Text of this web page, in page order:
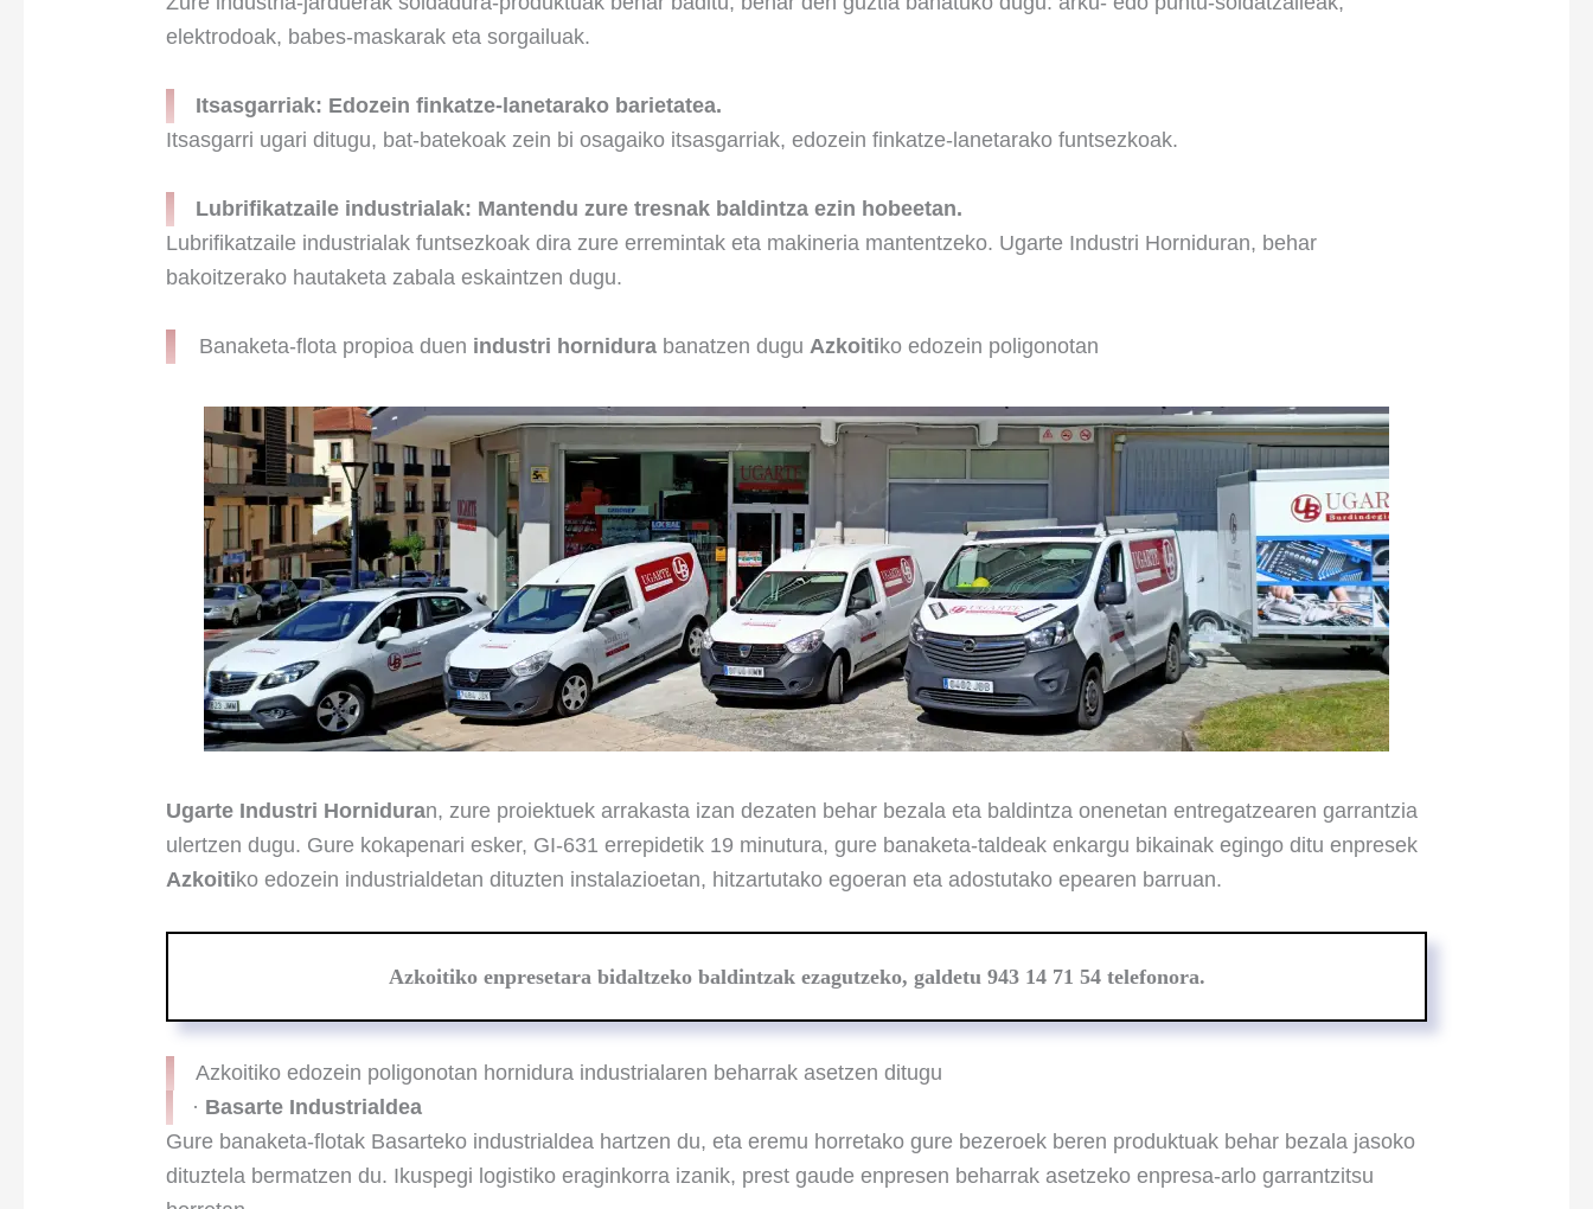
elektrodoak, babes-maskarak eta sorgailuak.
Itsasgarriak: Edozein finkatze-lanetarako barietatea.
Itsasgarri ugari ditugu, bat-batekoak zein bi osagaiko itsasgarriak, edozein finkatze-lanetarako funtsezkoak.
Lubrifikatzaile industrialak: Mantendu zure tresnak baldintza ezin hobeetan.
Lubrifikatzaile industrialak funtsezkoak dira zure erremintak eta makineria mantentzeko. Ugarte Industri Horniduran, behar
bakoitzerako hautaketa zabala eskaintzen dugu.
Banaketa-flota propioa duen industri hornidura banatzen dugu Azkoitiko edozein poligonotan
Ugarte Industri Horniduran, zure proiektuek arrakasta izan dezaten behar bezala eta baldintza onenetan entregatzearen garrantzia
ulertzen dugu. Gure kokapenari esker, GI-631 errepidetik 19 minutura, gure banaketa-taldeak enkargu bikainak egingo ditu enpresek
Azkoitiko edozein industrialdetan dituzten instalazioetan, hitzartutako egoeran eta adostutako epearen barruan.
Azkoitiko enpresetara bidaltzeko baldintzak ezagutzeko, galdetu 943 14 71 54 telefonora.
Azkoitiko edozein poligonotan hornidura industrialaren beharrak asetzen ditugu
· Basarte Industrialdea
Gure banaketa-flotak Basarteko industrialdea hartzen du, eta eremu horretako gure bezeroek beren produktuak behar bezala jasoko
dituztela bermatzen du. Ikuspegi logistiko eraginkorra izanik, prest gaude enpresen beharrak asetzeko enpresa-arlo garrantzitsu